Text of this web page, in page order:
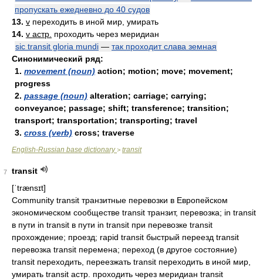
пропускать ежедневно до 40 судов
13. v переходить в иной мир, умирать
14. v астр. проходить через меридиан
sic transit gloria mundi — так проходит слава земная
Синонимический ряд:
1. movement (noun) action; motion; move; movement;
progress
2. passage (noun) alteration; carriage; carrying;
conveyance; passage; shift; transference; transition;
transport; transportation; transporting; travel
3. cross (verb) cross; traverse
English-Russian base dictionary> transit
7
transit
[ˈtrænsɪt]
Community transit транзитные перевозки в Европейском
экономическом сообществе transit транзит, перевозка; in transit
в пути in transit в пути in transit при перевозке transit
прохождение; проезд; rapid transit быстрый переезд transit
перевозка transit перемена; переход (в другое состояние)
transit переходить, переезжать transit переходить в иной мир,
умирать transit астр. проходить через меридиан transit